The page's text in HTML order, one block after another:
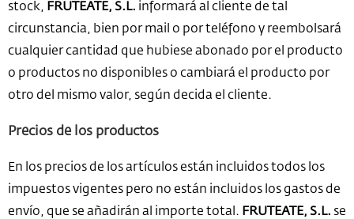
stock, FRUTEATE, S.L. informará al cliente de tal
circunstancia, bien por mail o por teléfono y reembolsará
cualquier cantidad que hubiese abonado por el producto
o productos no disponibles o cambiará el producto por
otro del mismo valor, según decida el cliente.
Precios de los productos
En los precios de los artículos están incluidos todos los
impuestos vigentes pero no están incluidos los gastos de
envío, que se añadirán al importe total. FRUTEATE, S.L. se